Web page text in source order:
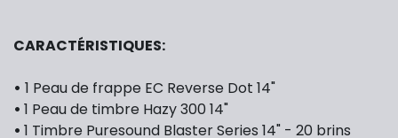
CARACTÉRISTIQUES:
• 1 Peau de frappe EC Reverse Dot 14"
• 1 Peau de timbre Hazy 300 14"
• 1 Timbre Puresound Blaster Series 14" - 20 brins